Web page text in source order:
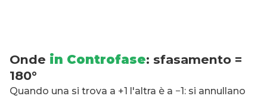
Onde in Controfase: sfasamento =
180°
Quando una si trova a +1 l'altra è a −1: si annullano